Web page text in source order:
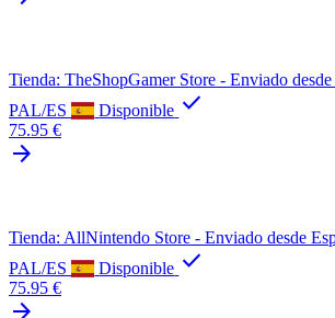
Tienda: TheShopGamer Store - Enviado desde
PAL/ES
Disponible check
75.95 €
arrow_forward
Tienda: AllNintendo Store - Enviado desde
PAL/ES
Disponible check
75.95 €
arrow_forward